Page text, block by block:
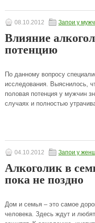
08.10.2012 Запои у
Влияние
потенцию
По данному вопросу
исследования. Выяснилось,
половая потенция у мужчин
случаях и полностью
04.10.2012 Запои у
Алкоголик в
пока не поздно
Дом и семья – это самое
человека. Здесь ждут и